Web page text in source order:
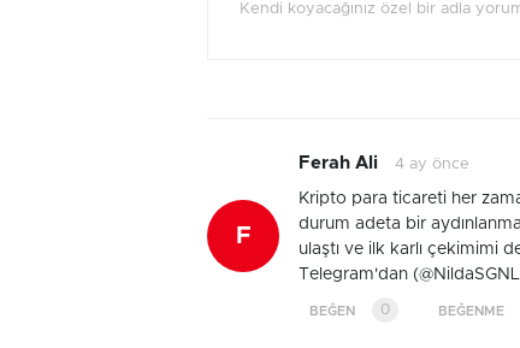
Kendi koyacağınız özel bir adla
F
Ferah Ali 4 ay önce
Kripto para ticareti her
durum adeta bir
ulaştı ve ilk karlı çekimimi
Telegram'dan
BEĞEN 0 BEĞENME